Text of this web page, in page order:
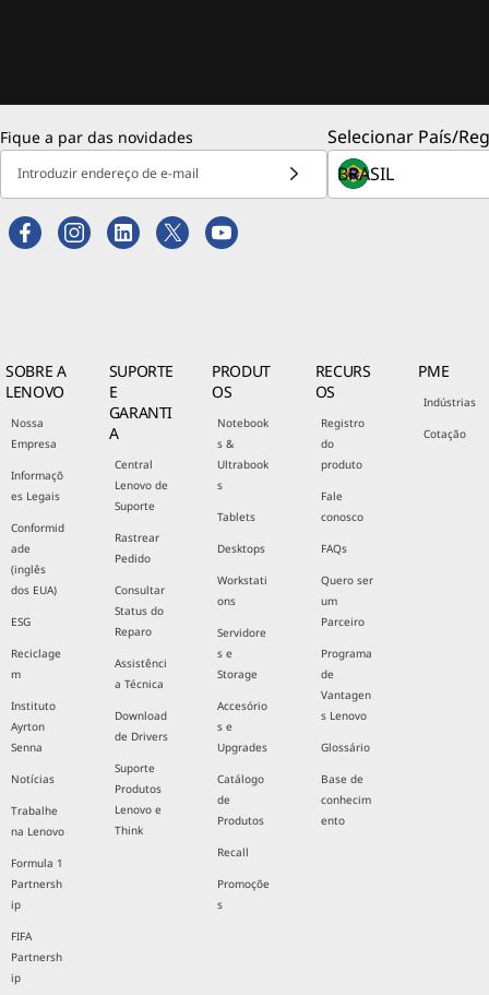
Fique a par das novidades
Introduzir endereço de e-mail
Selecionar País/
SOBRE A
LENOVO
Nossa
Empresa
Informaçõ
es Legais
Conformid
ade
(inglês
dos EUA)
ESG
Reciclage
m
Instituto
Ayrton
Senna
Notícias
Trabalhe
na Lenovo
Formula 1
Partnersh
ip
FIFA
Partnersh
ip
SUPORTE
E
GARANTI
A
Central
Lenovo de
Suporte
Rastrear
Pedido
Consultar
Status do
Reparo
Assistênci
a Técnica
Download
de Drivers
Suporte
Produtos
Lenovo e
Think
PRODUT
OS
Notebook
s &
Ultrabook
s
Tablets
Desktops
Workstati
ons
Servidore
s e
Storage
Accesório
s e
Upgrades
Catálogo
de
Produtos
Recall
Promoçõe
s
RECURS
OS
Registro
do
produto
Fale
conosco
FAQs
Quero ser
um
Parceiro
Programa
de
Vantagen
s Lenovo
Glossário
Base de
conhecim
ento
PME
Indústrias
Cotação